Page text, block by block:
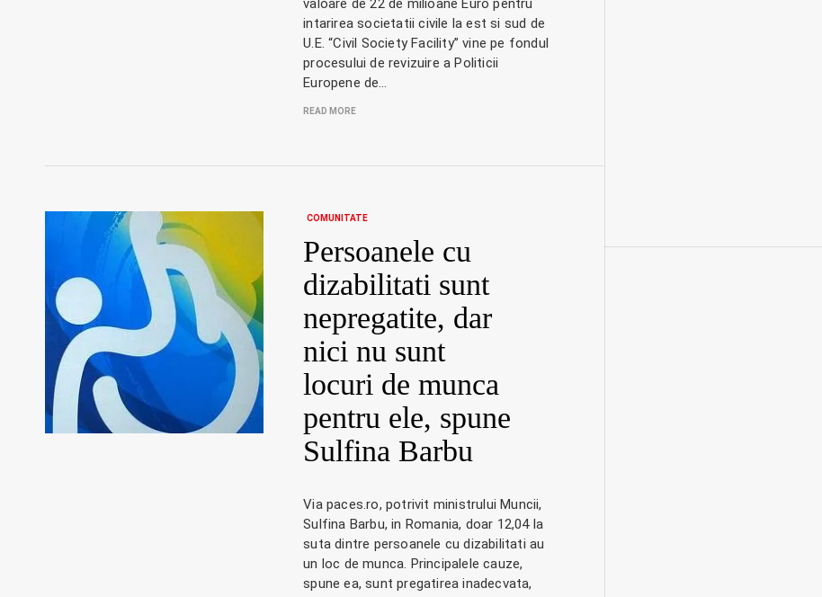
valoare de 22 de milioane Euro pentru
intarirea societatii civile la est si sud de
U.E. “Civil Society Facility” vine pe fondul
procesului de revizuire a Politicii
Europene de…
READ MORE
COMUNITATE
Persoanele cu
dizabilitati sunt
nepregatite, dar
nici nu sunt
locuri de munca
pentru ele, spune
Sulfina Barbu
Via paces.ro, potrivit ministrului Muncii,
Sulfina Barbu, in Romania, doar 12,04 la
suta dintre persoanele cu dizabilitati au
un loc de munca. Principalele cauze,
spune ea, sunt pregatirea inadecvata,